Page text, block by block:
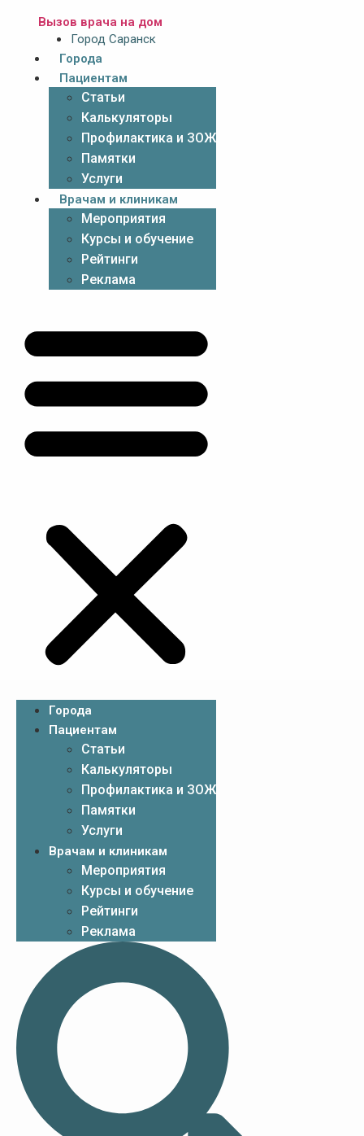
Вызов врача на дом
Город Саранск
Города
Пациентам
Статьи
Калькуляторы
Профилактика и ЗОЖ
Памятки
Услуги
Врачам и клиникам
Мероприятия
Курсы и обучение
Рейтинги
Реклама
Города
Пациентам
Статьи
Калькуляторы
Профилактика и ЗОЖ
Памятки
Услуги
Врачам и клиникам
Мероприятия
Курсы и обучение
Рейтинги
Реклама